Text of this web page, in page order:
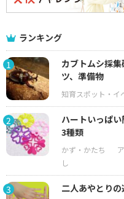
ランキング
1
カブトムシ採
ツ、準備物
2
ハートいっぱ
3種類
3 二人あやとり